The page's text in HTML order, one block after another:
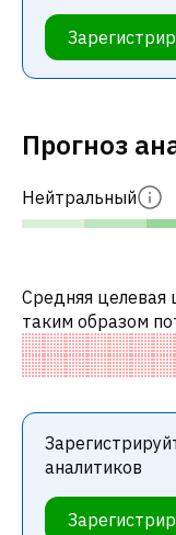
Прогноз
Нейтральный
Средняя целевая
таким образом
Обычно это
среди
аналитиков